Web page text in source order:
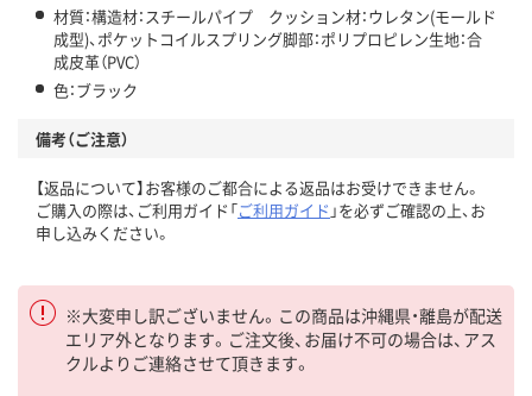
材質：構造材：スチールパイプ クッション材：ウレタン(モールド
成型)、ポケットコイルスプリング脚部：ポリプロピレン生地：合
成皮革（PVC）
色：ブラック
備考（ご注意）
【返品について】お客様のご都合による返品はお受けできません。
ご購入の際は、ご利用ガイド「ご利用ガイド 」を必ずご確認の上、お
申し込みください。
※大変申し訳ございません。この商品は沖縄県・離島が配送
エリア外となります。ご注文後、お届け不可の場合は、アス
クルよりご連絡させて頂きます。